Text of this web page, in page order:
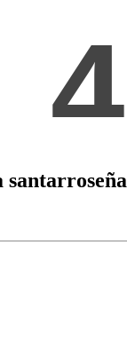
santarroseña